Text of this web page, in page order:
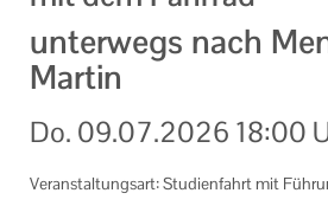
unterwegs nach
Martin
Do. 09.07.2026 18:00
Veranstaltungsart: Studienfahrt mit
Geschäftsstelle
Teilnahmebedingungen
Mitglieder und Kooperationspartner